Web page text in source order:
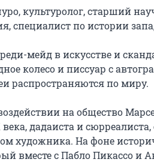
культуролог, старший
специалист по истории
мейд в искусстве и
колесо и писсуар с
распространяются по миру.
на общество
дадаиста и сюрреалиста,
художника. На фоне
вместе с Пабло Пикассо